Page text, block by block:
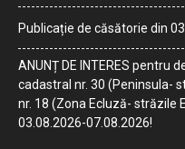
Publicație de căsătorie din
ANUNȚ DE INTERES pentru
cadastral nr. 30 (Peninsula-
nr. 18 (Zona Ecluză- străzile
03.08.2026-07.08.2026!